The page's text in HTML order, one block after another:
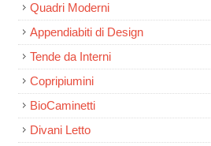
Quadri Moderni
Appendiabiti di Design
Tende da Interni
Copripiumini
BioCaminetti
Divani Letto